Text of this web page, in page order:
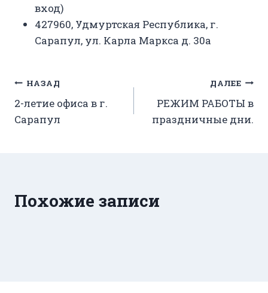
вход)
427960, Удмуртская Республика, г.
Сарапул, ул. Карла Маркса д. 30а
Навигация
по
НАЗАД
2-летие офиса в г.
Сарапул
ДАЛЕЕ
РЕЖИМ РАБОТЫ в
праздничные дни.
Похожие записи